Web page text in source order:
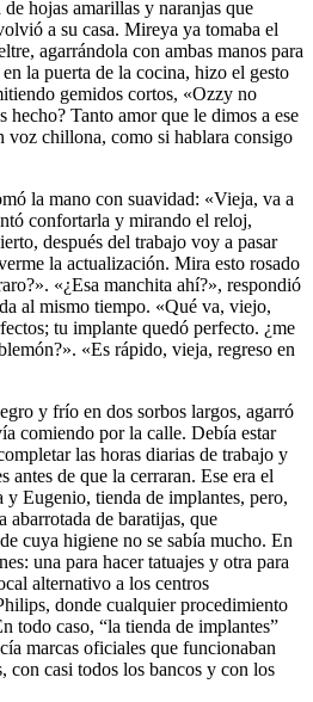
hojas amarillas y naranjas que
a su casa. Mireya ya tomaba el
agarrándola con ambas manos para
la puerta de la cocina, hizo el gesto
gemidos cortos, «Ozzy no
hecho? Tanto amor que le dimos a ese
voz chillona, como si hablara consigo
la mano con suavidad: «Vieja, va a
confortarla y mirando el reloj,
después del trabajo voy a pasar
la actualización. Mira esto rosado
«¿Esa manchita ahí?», respondió
al mismo tiempo. «Qué va, viejo,
tu implante quedó perfecto. ¿me
«Es rápido, vieja, regreso en
y frío en dos sorbos largos, agarró
comiendo por la calle. Debía estar
las horas diarias de trabajo y
antes de que la cerraran. Ese era el
Eugenio, tienda de implantes, pero,
abarrotada de baratijas, que
cuya higiene no se sabía mucho. En
una para hacer tatuajes y otra para
alternativo a los centros
donde cualquier procedimiento
todo caso, “la tienda de implantes”
marcas oficiales que funcionaban
con casi todos los bancos y con los